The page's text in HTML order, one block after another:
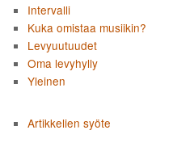
Intervalli
Kuka omistaa musiikin?
Levyuutuudet
Oma levyhylly
Yleinen
Artikkelien syöte